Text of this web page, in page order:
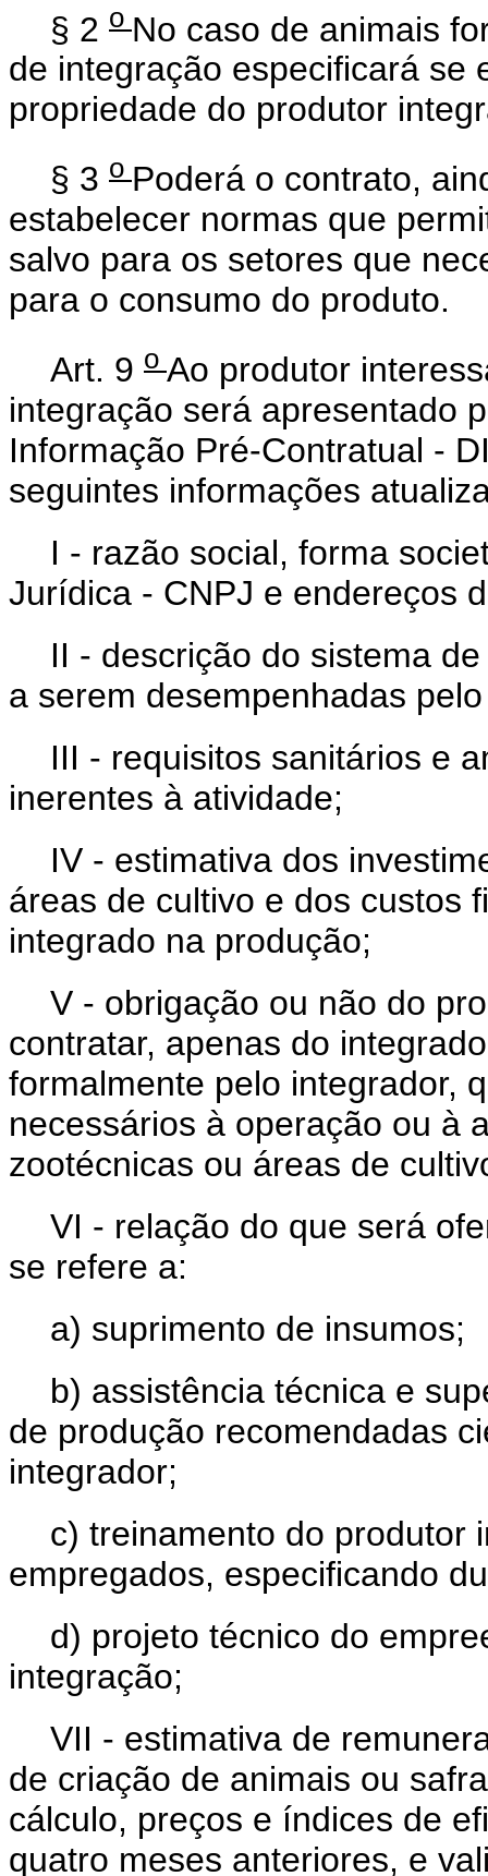
§ 2 o No caso de animais
de integração especificará se
propriedade do produtor
§ 3 o Poderá o contrato,
estabelecer normas que
salvo para os setores que
para o consumo do produto.
Art. 9 o Ao produtor
integração será apresentado
Informação Pré-Contratual -
seguintes informações
I - razão social, forma
Jurídica - CNPJ e endereços
II - descrição do sistema
a serem desempenhadas
III - requisitos sanitários e
inerentes à atividade;
IV - estimativa dos
áreas de cultivo e dos custos
integrado na produção;
V - obrigação ou não do
contratar, apenas do
formalmente pelo integrador,
necessários à operação ou à
zootécnicas ou áreas de
VI - relação do que será
se refere a:
a) suprimento de insumos;
b) assistência técnica e
de produção recomendadas
integrador;
c) treinamento do produtor
empregados, especificando
d) projeto técnico do
integração;
VII - estimativa de
de criação de animais ou
cálculo, preços e índices de
quatro meses anteriores, e